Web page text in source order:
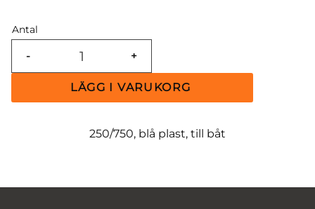
Antal
+
-
250/750, blå plast, till båt